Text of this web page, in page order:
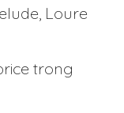
Loure
trong